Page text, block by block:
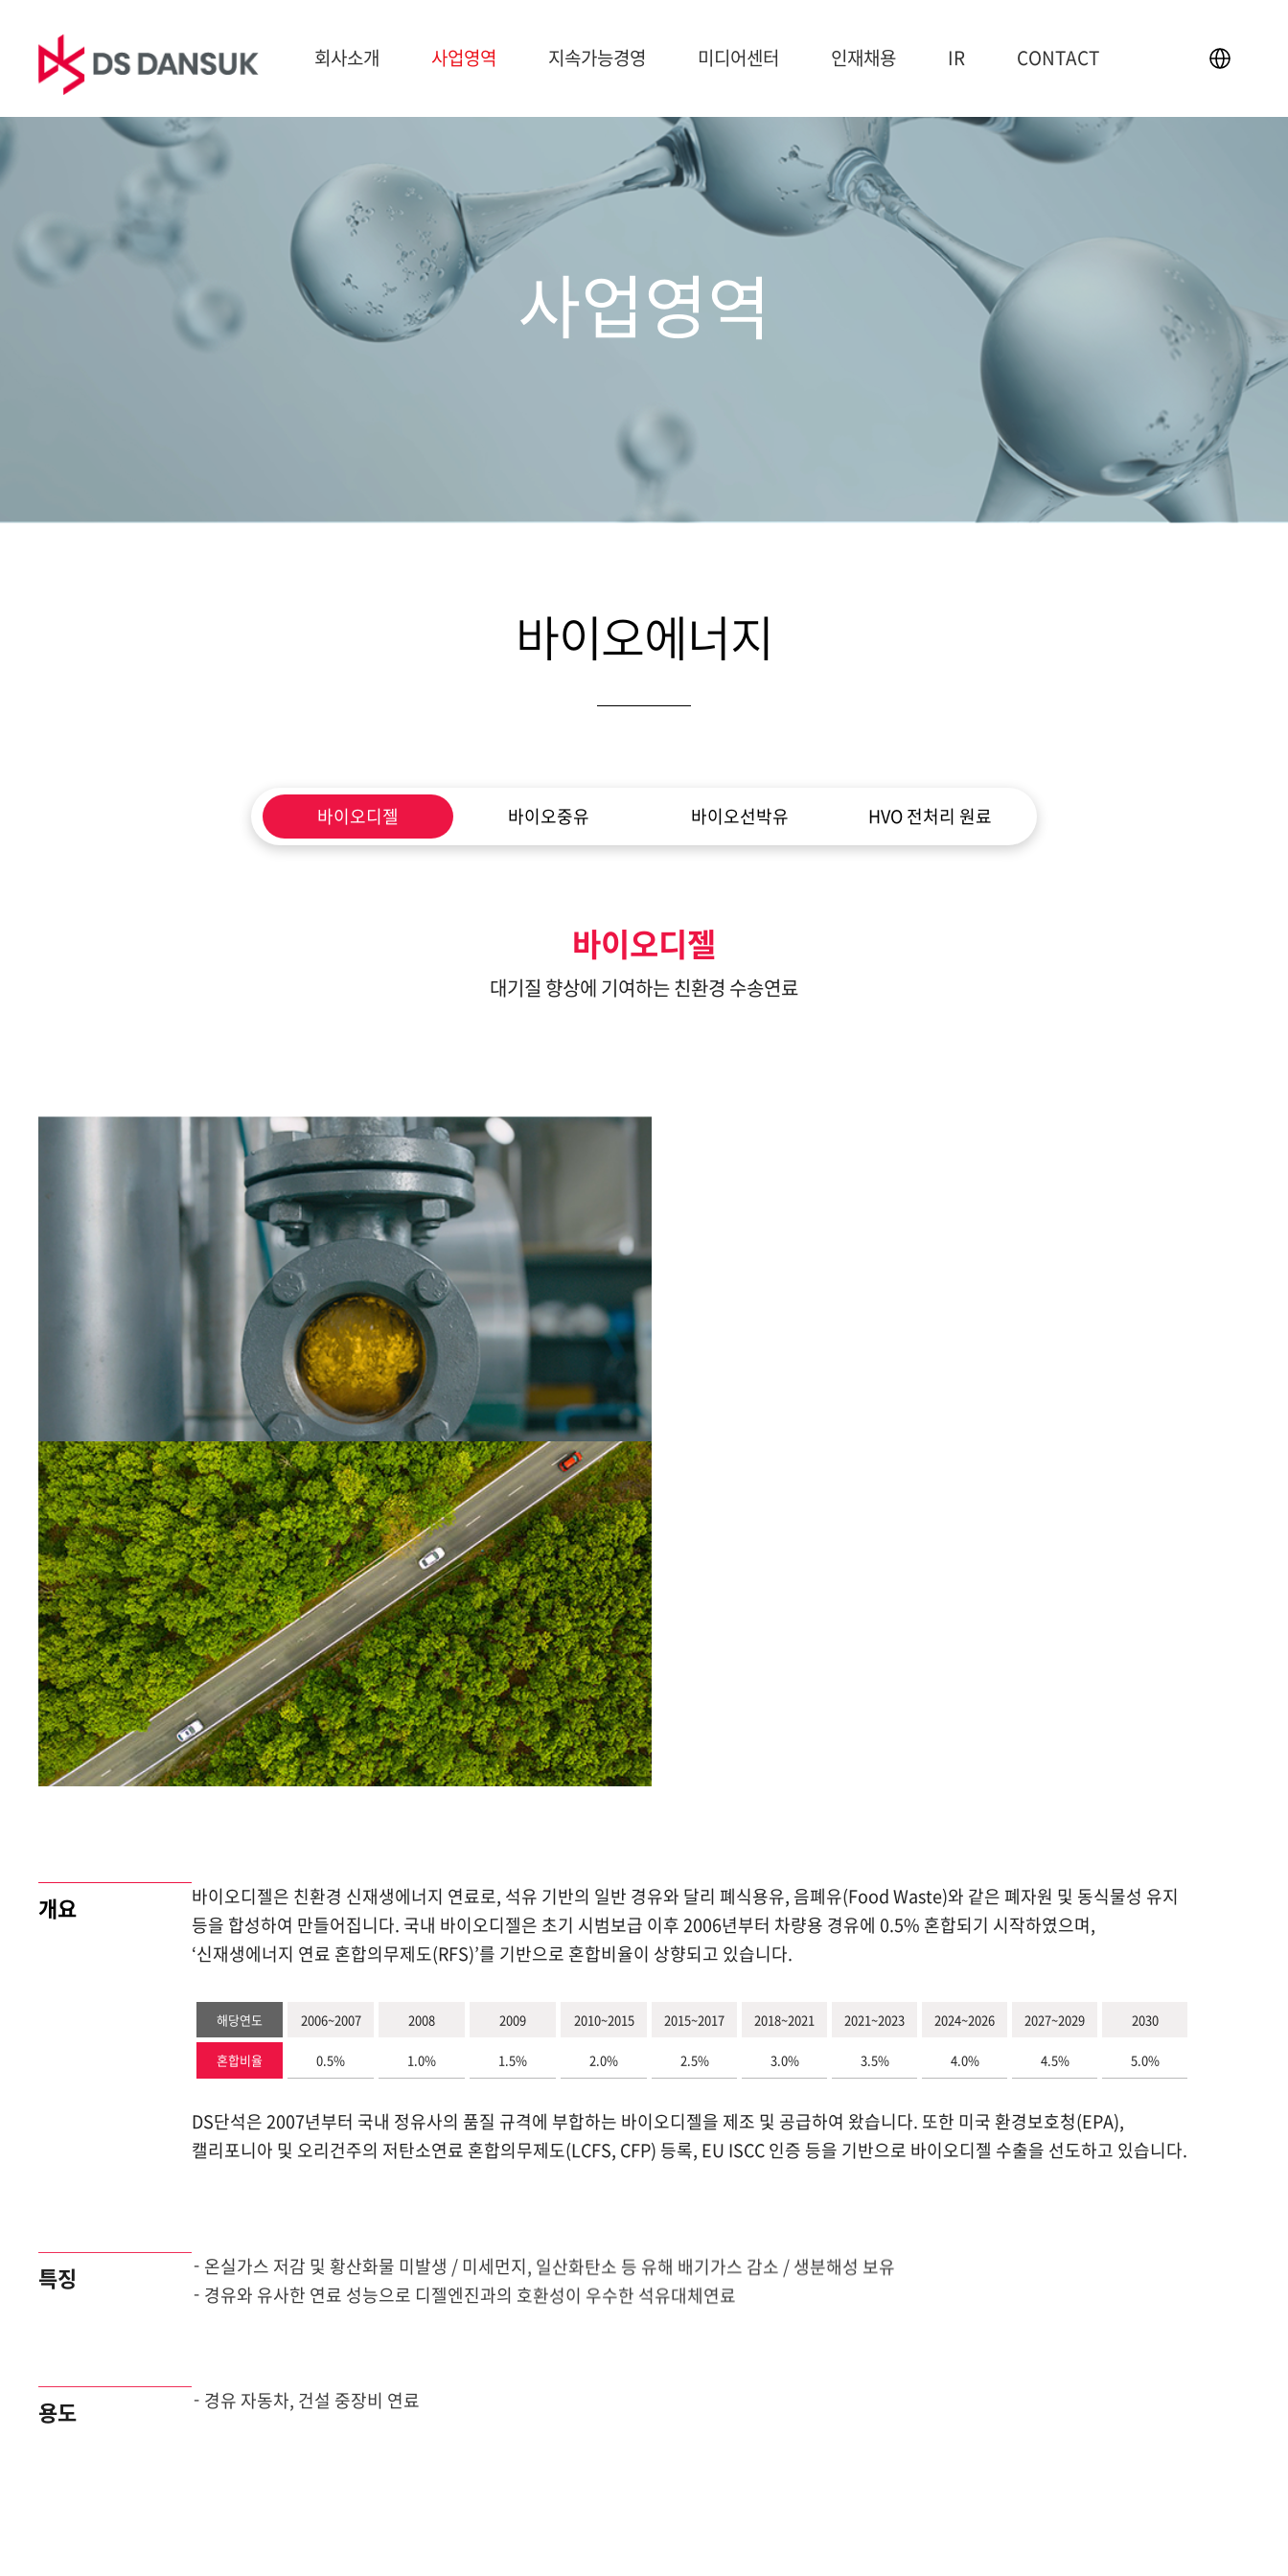
회사소개
경영이념
사업영역
사업영역
배터리 리사이클
플라스틱 리사이클
지속가능경영
지속가능경영
ESG경영
환경
사회
지배구조
미디어센터
미디어센터
공지사항
인재채용
인재채용
IR CONTACT
사업영역
바이오에너지
바이오디젤 바이오중유 바이오선박유 HVO 전처리 원료
바이오디젤
대기질 향상에 기여하는 친환경 수송연료
개요
바이오디젤은 친환경 신재생에너지 연료로, 석유 기반의 일반 경유와 달리 폐식용유, 음폐유(Food Waste)와 같은 폐자원 및 동식물성 유지
등을 합성하여 만들어집니다. 국내 바이오디젤은 초기 시범보급 이후 2006년부터 차량용 경유에 0.5% 혼합되기 시작하였으며,
‘신재생에너지 연료 혼합의무제도(RFS)’를 기반으로 혼합비율이 상향되고 있습니다.
해당연도 2006~2007 2008 2009 2010~2015 2015~2017 2018~2021 2021~2023 2024~2026 2027~2029 2030
혼합비율 0.5% 1.0% 1.5% 2.0% 2.5% 3.0% 3.5% 4.0% 4.5% 5.0%
DS단석은 2007년부터 국내 정유사의 품질 규격에 부합하는 바이오디젤을 제조 및 공급하여 왔습니다. 또한 미국 환경보호청(EPA),
캘리포니아 및 오리건주의 저탄소연료 혼합의무제도(LCFS, CFP) 등록, EU ISCC 인증 등을 기반으로 바이오디젤 수출을 선도하고 있습니다.
특징
온실가스 저감 및 황산화물 미발생 / 미세먼지, 일산화탄소 등 유해 배기가스 감소 / 생분해성 보유
경유와 유사한 연료 성능으로 디젤엔진과의 호환성이 우수한 석유대체연료
용도 경유 자동차, 건설 중장비 연료